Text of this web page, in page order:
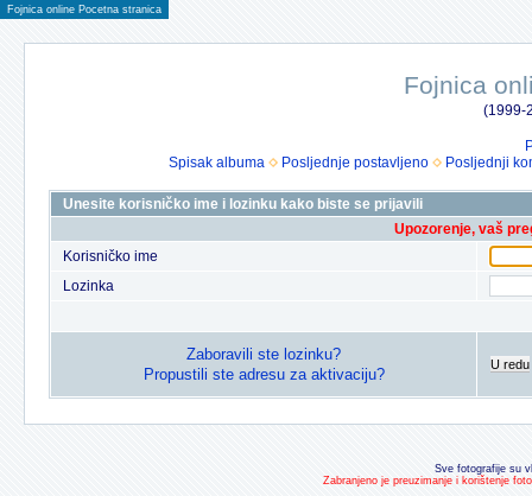
Fojnica online Pocetna stranica
Fojnica
(1999-
Spisak albuma
Posljednje postavljeno Posljednji
Unesite korisničko ime i lozinku kako biste se prijavili
Upozorenje, vaš
Korisničko ime
Lozinka
Zaboravili ste lozinku?
Propustili ste adresu za aktivaciju?
U redu
Sve fotografije su
Zabranjeno je preuzimanje i korištenje